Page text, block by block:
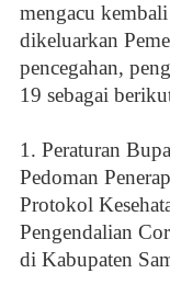
mengacu
dikeluarkan
pencegahan,
19 sebagai
1. Peraturan
Pedoman
Protokol
Pengendalian
di Kabupaten